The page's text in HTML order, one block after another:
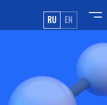
RU EN